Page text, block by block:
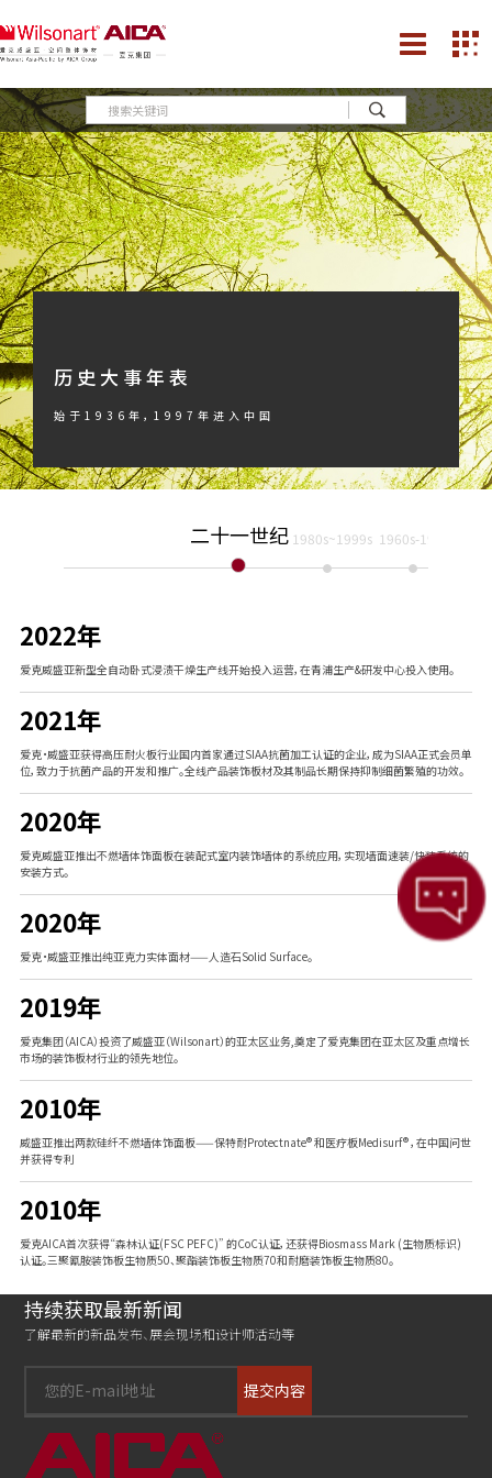
历史大事年表
始于1936年，1997年进入中国
二十一世纪 1980s~1999s 1960s-1970s
2022年
爱克威盛亚新型全自动卧式浸渍干燥生产线开始投入运营，在青浦生产&研发中心投入使用。
2021年
爱克·威盛亚获得高压耐火板行业国内首家通过SIAA抗菌加工认证的企业，成为SIAA正式会员单
位，致力于抗菌产品的开发和推广。全线产品装饰板材及其制品长期保持抑制细菌繁殖的功效。
2020年
爱克威盛亚推出不燃墙体饰面板在装配式室内装饰墙体的系统应用，实现墙面速装/快装系统的
安装方式。
2020年
爱克·威盛亚推出纯亚克力实体面材——人造石Solid Surface。
2019年
爱克集团（AICA）投资了威盛亚（Wilsonart）的亚太区业务,奠定了爱克集团在亚太区及重点增长
市场的装饰板材行业的领先地位。
2010年
威盛亚推出两款硅纤不燃墙体饰面板——保特耐Protectnate® 和医疗板Medisurf® ，在中国问世
并获得专利
2010年
爱克AICA首次获得“森林认证(FSC PEFC)” 的CoC认证，还获得Biosmass Mark (生物质标识)
认证。三聚氰胺装饰板生物质50、聚酯装饰板生物质70和耐磨装饰板生物质80。
1997年
1996 年
1989年
爱克AICA发售三聚氰胺防火装饰板“CERARL”。
1987~1994
爱克AICA推出的三聚氰胺板装饰板在日本国内市场份额达到第一。
1987年
爱克AICA在日本首创推出Cerarl®高强玻纤不燃墙体饰面板，领先至今。
1975年
1974年
1956年
1936年
持续获取最新新闻
了解最新的新品发布、展会现场和设计师活动等
提交内容